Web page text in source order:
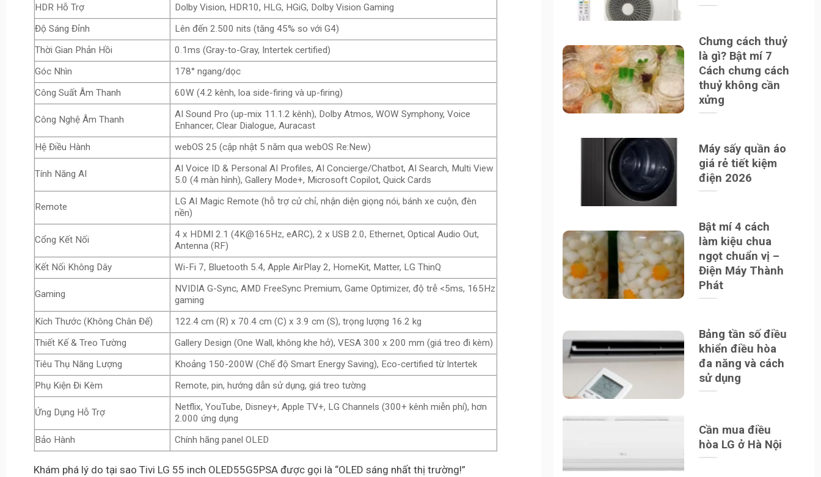
HDR Hỗ Trợ
Dolby Vision, HDR10, HLG, HGiG, Dolby Vision Gaming
Độ Sáng Đỉnh
Lên đến 2.500 nits (tăng 45% so với G4)
Thời Gian Phản Hồi
0.1ms (Gray-to-Gray, Intertek certified)
Góc Nhìn
178° ngang/dọc
Công Suất Âm Thanh
60W (4.2 kênh, loa side-firing và up-firing)
Công Nghệ Âm Thanh
AI Sound Pro (up-mix 11.1.2 kênh), Dolby Atmos, WOW Symphony, Voice
Enhancer, Clear Dialogue, Auracast
Hệ Điều Hành
webOS 25 (cập nhật 5 năm qua webOS Re:New)
Tính Năng AI
AI Voice ID & Personal AI Profiles, AI Concierge/Chatbot, AI Search, Multi View
5.0 (4 màn hình), Gallery Mode+, Microsoft Copilot, Quick Cards
Remote
LG AI Magic Remote (hỗ trợ cử chỉ, nhận diện giọng nói, bánh xe cuộn, đèn
nền)
Cổng Kết Nối
4 x HDMI 2.1 (4K@165Hz, eARC), 2 x USB 2.0, Ethernet, Optical Audio Out,
Antenna (RF)
Kết Nối Không Dây
Wi-Fi 7, Bluetooth 5.4, Apple AirPlay 2, HomeKit, Matter, LG ThinQ
Gaming
NVIDIA G-Sync, AMD FreeSync Premium, Game Optimizer, độ trễ <5ms, 165Hz
gaming
Kích Thước (Không Chân Đế)
122.4 cm (R) x 70.4 cm (C) x 3.9 cm (S), trọng lượng 16.2 kg
Thiết Kế & Treo Tường
Gallery Design (One Wall, không khe hở), VESA 300 x 200 mm (giá treo đi kèm)
Tiêu Thụ Năng Lượng
Khoảng 150-200W (Chế độ Smart Energy Saving), Eco-certified từ Intertek
Phụ Kiện Đi Kèm
Remote, pin, hướng dẫn sử dụng, giá treo tường
Ứng Dụng Hỗ Trợ
Netflix, YouTube, Disney+, Apple TV+, LG Channels (300+ kênh miễn phí), hơn
2.000 ứng dụng
Bảo Hành
Chính hãng panel OLED
Khám phá lý do tại sao Tivi LG 55 inch OLED55G5PSA được gọi là “OLED sáng nhất thị trường!”
Chưng cách thuỷ
là gì? Bật mí 7
Cách chưng cách
thuỷ không cần
xửng
Máy sấy quần áo
giá rẻ tiết kiệm
điện 2026
Bật mí 4 cách
làm kiệu chua
ngọt chuẩn vị –
Điện Máy Thành
Phát
Bảng tần số điều
khiển điều hòa
đa năng và cách
sử dụng
Cần mua điều
hòa LG ở Hà Nội